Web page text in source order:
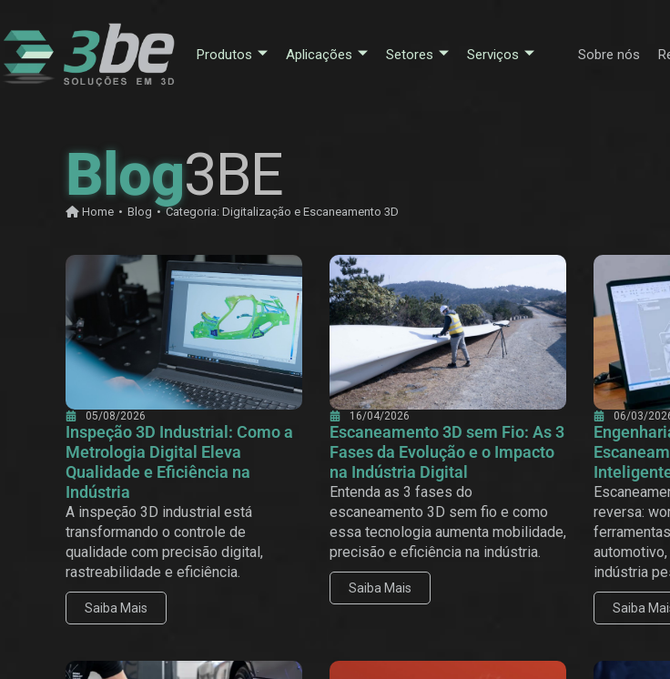
Produtos Aplicações Setores Serviços Sobre nós
Blog3BE
Home • Blog • Categoria: Digitalização e Escaneamento 3D
05/08/2026
Inspeção 3D Industrial: Como a
Metrologia Digital Eleva
Qualidade e Eficiência na
Indústria
A inspeção 3D industrial está
transformando o controle de
qualidade com precisão digital,
rastreabilidade e eficiência.
Saiba Mais
16/04/2026
Escaneamento 3D sem Fio: As 3
Fases da Evolução e o Impacto
na Indústria Digital
Entenda as 3 fases do
escaneamento 3D sem fio e como
essa tecnologia aumenta mobilidade,
precisão e eficiência na indústria.
Saiba Mais
06/03/
reversa:
indústria
Saiba